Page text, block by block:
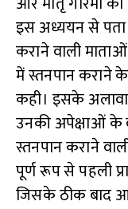
इस अध्ययन से
कराने वाली
में स्तनपान कराने
कही। इसके
उनकी अपेक्षाओं के
स्तनपान कराने
पूर्ण रूप से पहली
जिसके ठीक बाद